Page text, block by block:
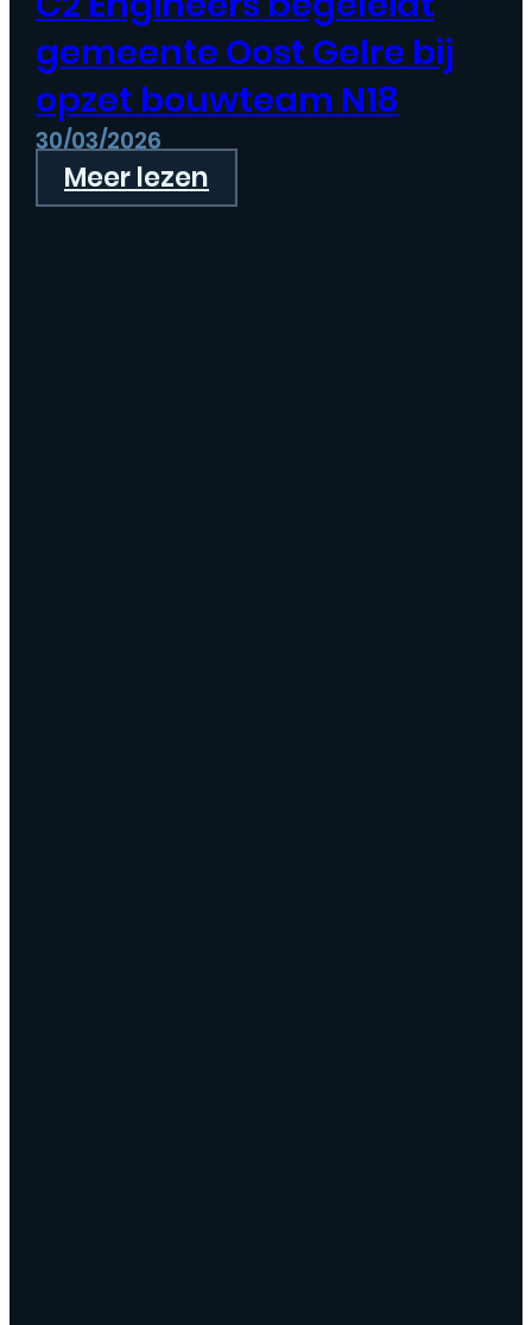
gemeente Oost Gelre bij
opzet bouwteam N18
30/03/2026
Meer lezen